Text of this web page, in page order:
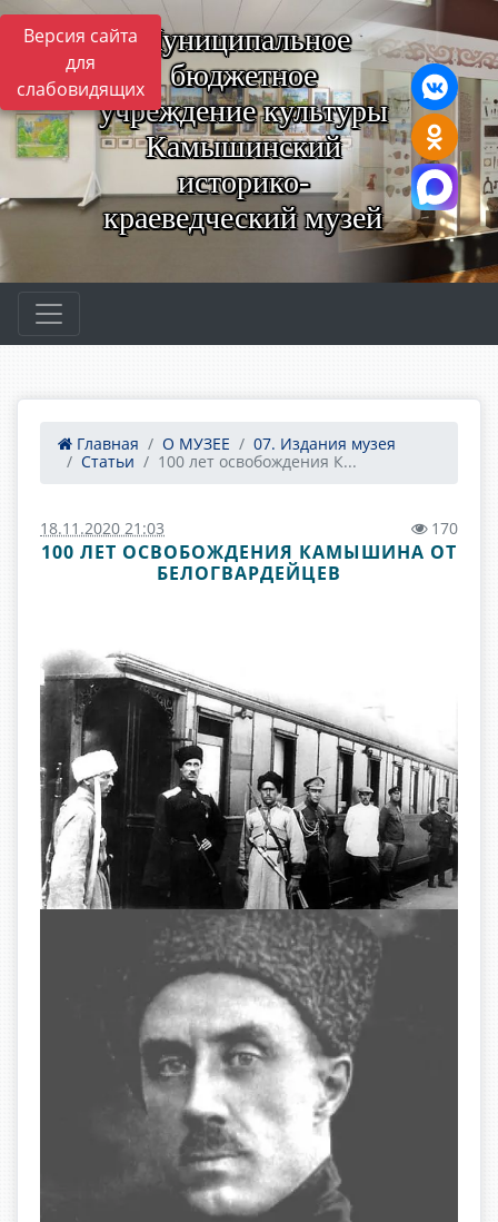
Версия сайта
для
слабовидящих
Муниципальное
бюджетное
учреждение культуры
Камышинский
историко-
краеведческий музей
Главная О МУЗЕЕ
07. Издания музея
Статьи
100 лет освобождения К...
18.11.2020 21:03 170
100 ЛЕТ ОСВОБОЖДЕНИЯ КАМЫШИНА ОТ
БЕЛОГВАРДЕЙЦЕВ